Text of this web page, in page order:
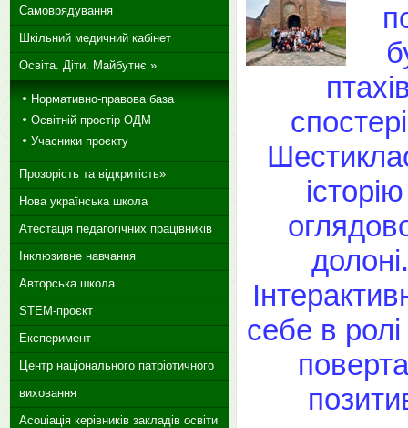
себе в
Самоврядування
Шкільний медичний кабінет
Освіта. Діти. Майбутнє »
Нормативно-правова база
Освітній простір ОДМ
Учасники проєкту
Прозорість та відкритість»
Нова українська школа
Атестація педагогічних працівників
Інклюзивне навчання
Авторська школа
STEM-проєкт
Експеримент
Центр національного патріотичного
виховання
Асоціація керівників закладів освіти